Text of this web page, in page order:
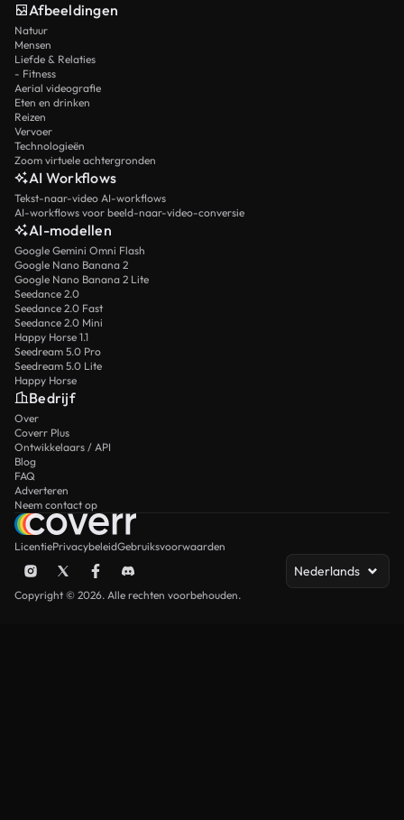
Afbeeldingen
Natuur
Mensen
Liefde & Relaties
- Fitness
Aerial videografie
Eten en drinken
Reizen
Vervoer
Technologieën
Zoom virtuele achtergronden
AI Workflows
Tekst-naar-video AI-workflows
AI-workflows voor beeld-naar-video-conversie
AI-modellen
Google Gemini Omni Flash
Google Nano Banana 2
Google Nano Banana 2 Lite
Seedance 2.0
Seedance 2.0 Fast
Seedance 2.0 Mini
Happy Horse 1.1
Seedream 5.0 Pro
Seedream 5.0 Lite
Happy Horse
Bedrijf
Over
Coverr Plus
Ontwikkelaars / API
Blog
FAQ
Adverteren
Neem contact op
LicentiePrivacybeleidGebruiksvoorwaarden
Nederlands
Copyright © 2026. Alle rechten voorbehouden.